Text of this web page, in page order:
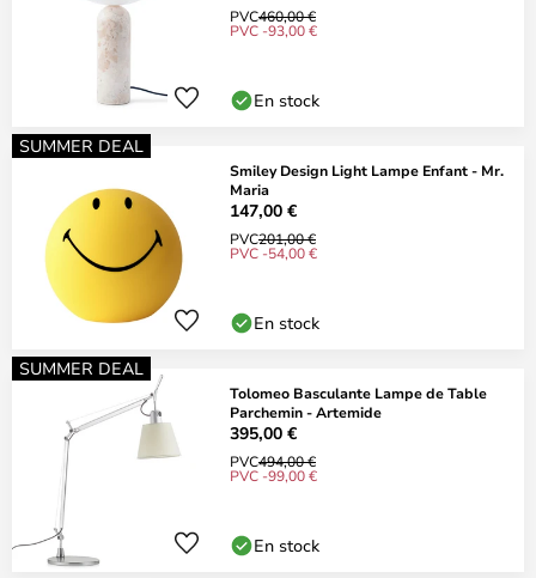
PVC460,00 €
PVC -93,00 €
En stock
SUMMER DEAL
Smiley Design Light Lampe Enfant - Mr.
Maria
147,00 €
PVC201,00 €
PVC -54,00 €
En stock
SUMMER DEAL
Tolomeo Basculante Lampe de Table
Parchemin - Artemide
395,00 €
PVC494,00 €
PVC -99,00 €
En stock